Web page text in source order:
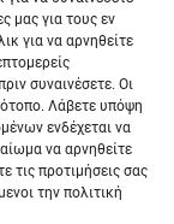
μας για τους εν
για να αρνηθείτε
συναινέσετε. Οι
Λάβετε υπόψη
ενδέχεται να
να αρνηθείτε
τις προτιμήσεις σας
την πολιτική